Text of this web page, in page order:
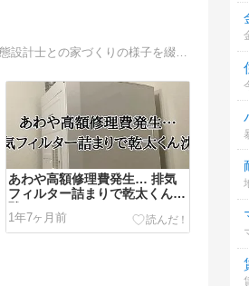
2022年3月に積水ハウスのシャーウッドで「猫と暮らす家」を建てました！ファンタジスタ営業とド変態設計士との家づくりの様子を綴っています！
あわや高額修理費発生… 排気
フィルター詰まりで乾太くん沈
1年7ヶ月前